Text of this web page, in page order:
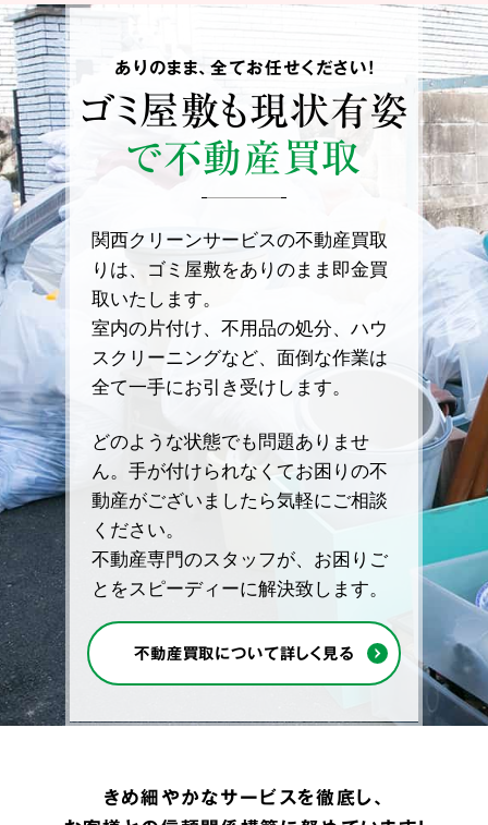
ありのまま、全てお任せください！
ゴミ屋敷も現状有姿
で不動産買取
関西クリーンサービスの不動産買取
りは、ゴミ屋敷をありのまま即金買
取いたします。
室内の片付け、不用品の処分、ハウ
スクリーニングなど、面倒な作業は
全て一手にお引き受けします。
どのような状態でも問題ありませ
ん。手が付けられなくてお困りの不
動産がございましたら気軽にご相談
ください。
不動産専門のスタッフが、お困りご
とをスピーディーに解決致します。
不動産買取について詳しく見る
きめ細やかなサービスを徹底し、